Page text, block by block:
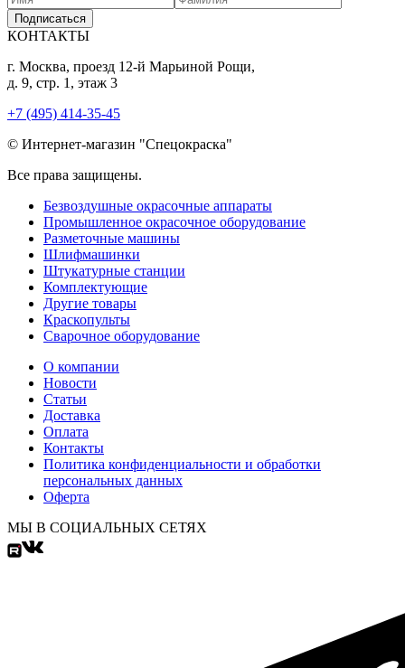
Подписаться
КОНТАКТЫ
г. Москва, проезд 12-й Марьиной Рощи,
д. 9, стр. 1, этаж 3
+7 (495) 414-35-45
© Интернет-магазин "Спецокраска"
Все права защищены.
Безвоздушные окрасочные аппараты
Промышленное окрасочное оборудование
Разметочные машины
Шлифмашинки
Штукатурные станции
Комплектующие
Другие товары
Краскопульты
Сварочное оборудование
О компании
Новости
Статьи
Доставка
Оплата
Контакты
Политика конфиденциальности и обработки
персональных данных
Оферта
МЫ В СОЦИАЛЬНЫХ СЕТЯХ